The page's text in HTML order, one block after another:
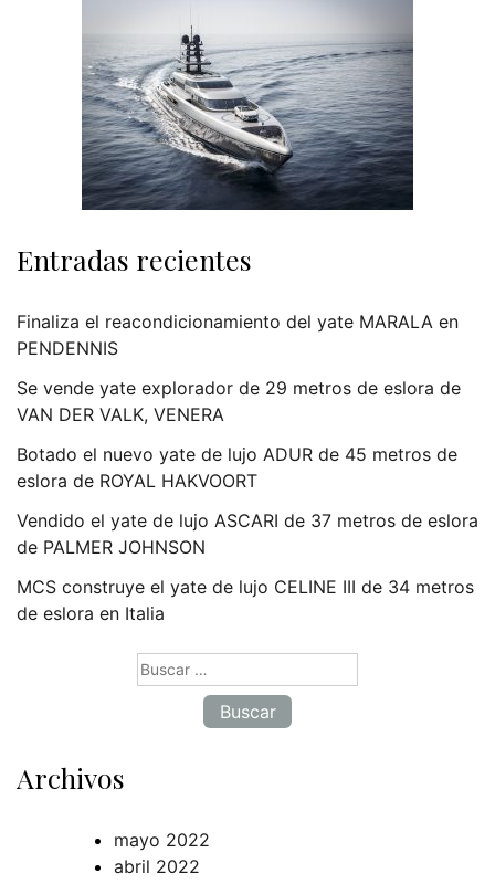
Entradas recientes
Finaliza el reacondicionamiento del yate MARALA en
PENDENNIS
Se vende yate explorador de 29 metros de eslora de
VAN DER VALK, VENERA
Botado el nuevo yate de lujo ADUR de 45 metros de
eslora de ROYAL HAKVOORT
Vendido el yate de lujo ASCARI de 37 metros de eslora
de PALMER JOHNSON
MCS construye el yate de lujo CELINE III de 34 metros
de eslora en Italia
Archivos
mayo 2022
abril 2022